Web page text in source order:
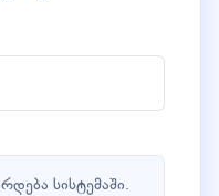
სისტემაში.